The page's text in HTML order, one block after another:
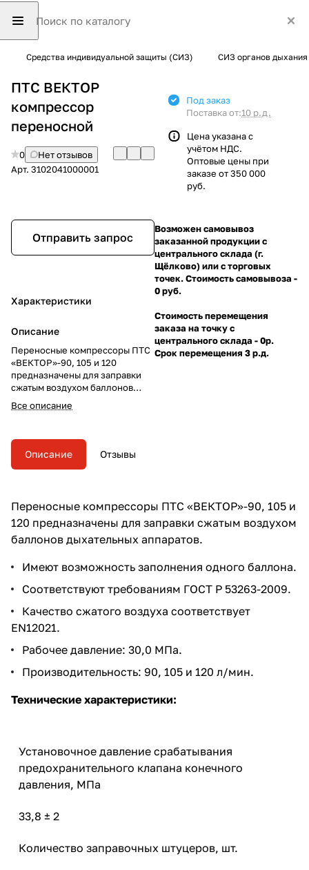
Средства индивидуальной защиты (СИЗ) СИЗ органов дыхания
ПТС ВЕКТОР
компрессор
переносной
0
Нет отзывов
Арт. 3102041000001
Отправить запрос
Характеристики
Описание
Переносные компрессоры ПТС
«ВЕКТОР»-90, 105 и 120
предназначены для заправки
сжатым воздухом баллонов
дыхательных аппаратов.
Все описание
Под заказ
Поставка от:10 р.д.
Цена указана с
учётом НДС.
Оптовые цены при
заказе от 350 000
руб.
Возможен самовывоз
заказанной продукции с
центрального склада (г.
Щёлково) или с торговых
точек. Стоимость самовывоза -
0 руб.
Стоимость перемещения
заказа на точку с
центрального склада - 0р.
Срок перемещения 3 р.д.
Описание Отзывы
Переносные компрессоры ПТС «ВЕКТОР»-90, 105 и
120 предназначены для заправки сжатым воздухом
баллонов дыхательных аппаратов.
Имеют возможность заполнения одного баллона.
Соответствуют требованиям ГОСТ Р 53263-2009.
Качество сжатого воздуха соответствует
EN12021.
Рабочее давление: 30,0 МПа.
Производительность: 90, 105 и 120 л/мин.
Технические характеристики:
Установочное давление срабатывания
предохранительного клапана конечного
давления, МПа
33,8 ± 2
Количество заправочных штуцеров, шт.